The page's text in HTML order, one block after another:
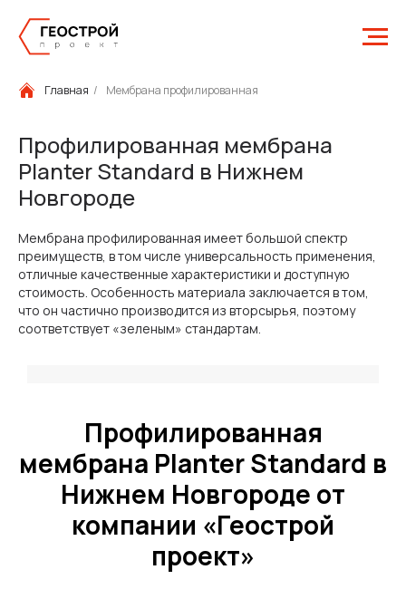
Главная / Мембрана профилированная
Профилированная мембрана
Planter Standard в Нижнем
Новгороде
Мембрана профилированная имеет большой спектр
преимуществ, в том числе универсальность применения,
отличные качественные характеристики и доступную
стоимость. Особенность материала заключается в том,
что он частично производится из вторсырья, поэтому
соответствует «зеленым» стандартам.
Профилированная
мембрана Planter Standard в
Нижнем Новгороде от
компании «Геострой
проект»